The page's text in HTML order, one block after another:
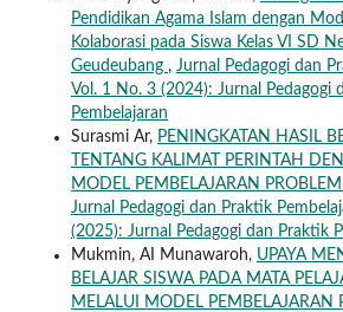
Pendidikan Agama Islam dengan
Kolaborasi pada Siswa Kelas VI SD
Geudeubang , Jurnal Pedagogi dan
Vol. 1 No. 3 (2024): Jurnal Pedagogi
Pembelajaran
Surasmi Ar, PENINGKATAN HASIL
TENTANG KALIMAT PERINTAH
MODEL PEMBELAJARAN
Jurnal Pedagogi dan Praktik
(2025): Jurnal Pedagogi dan Praktik
Mukmin, AI Munawaroh, UPAYA
BELAJAR SISWA PADA MATA
MELALUI MODEL PEMBELAJARAN